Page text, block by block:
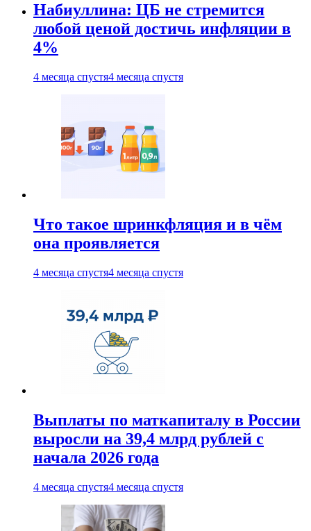
Набиуллина: ЦБ не стремится
любой ценой достичь инфляции в
4%
4 месяца спустя4 месяца спустя
Что такое шринкфляция и в чём
она проявляется
4 месяца спустя4 месяца спустя
Выплаты по маткапиталу в России
выросли на 39,4 млрд рублей с
начала 2026 года
4 месяца спустя4 месяца спустя